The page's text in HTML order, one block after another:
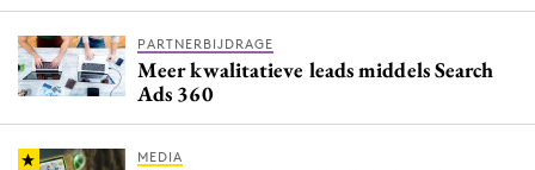
PARTNERBIJDRAGE
Meer kwalitatieve leads middels Search
Ads 360
MEDIA